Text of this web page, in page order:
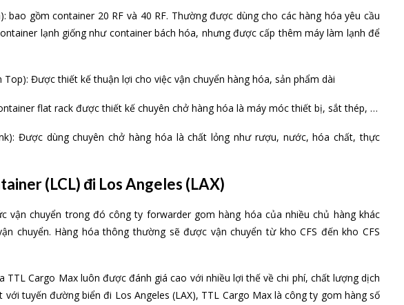
bao gồm container 20 RF và 40 RF. Thường được dùng cho các hàng hóa yêu cầu
lạnh giống như container bách hóa, nhưng được cấp thêm máy làm lạnh để
Được thiết kế thuận lợi cho việc vận chuyển hàng hóa, sản phẩm dài
flat rack được thiết kế chuyên chở hàng hóa là máy móc thiết bị, sắt thép, …
Được dùng chuyên chở hàng hóa là chất lỏng như rượu, nước, hóa chất, thực
(LCL) đi Los Angeles (LAX)
vận chuyển trong đó công ty forwarder gom hàng hóa của nhiều chủ hàng khác
chuyển. Hàng hóa thông thường sẽ được vận chuyển từ kho CFS đến kho CFS
TTL Cargo Max luôn được đánh giá cao với nhiều lợi thế về chi phí, chất lượng dịch
tuyến đường biển đi Los Angeles (LAX), TTL Cargo Max là công ty gom hàng số